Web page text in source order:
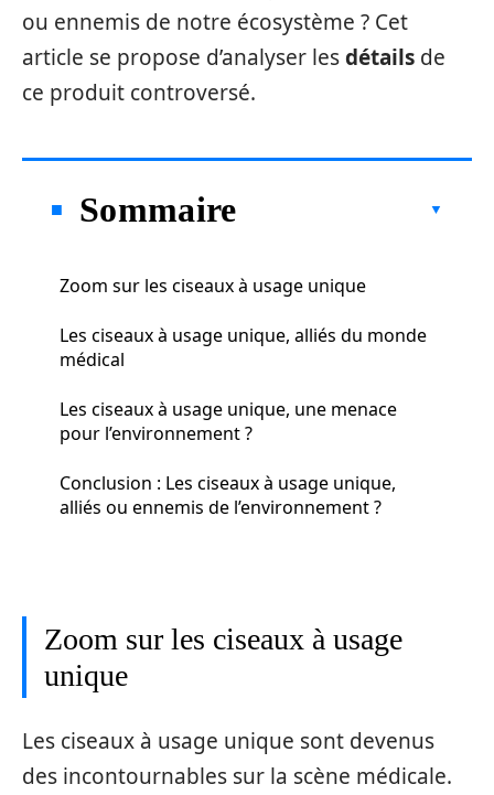
ou ennemis de notre écosystème ? Cet
article se propose d’analyser lesdétails de
ce produit controversé.
Sommaire
Zoom sur les ciseaux à usage unique
Les ciseaux à usage unique, alliés du monde
médical
Les ciseaux à usage unique, une menace
pour l’environnement ?
Conclusion : Les ciseaux à usage unique,
alliés ou ennemis de l’environnement ?
Zoom sur les ciseaux à usage
unique
Les ciseaux à usage unique sont devenus
des incontournables sur la scène médicale.